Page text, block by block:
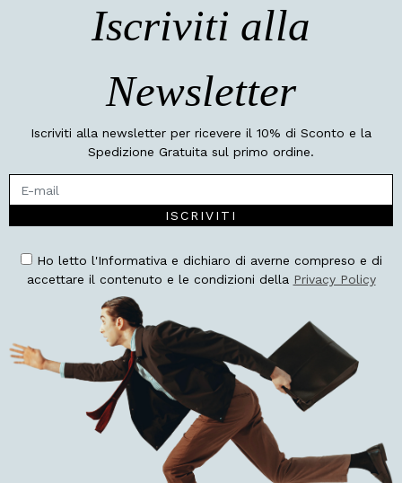
Iscriviti alla
Newsletter
Iscriviti alla newsletter per ricevere il 10% di Sconto e la
Spedizione Gratuita sul primo ordine.
ISCRIVITI
Ho letto l'Informativa e dichiaro di averne compreso e di
accettare il contenuto e le condizioni della Privacy Policy